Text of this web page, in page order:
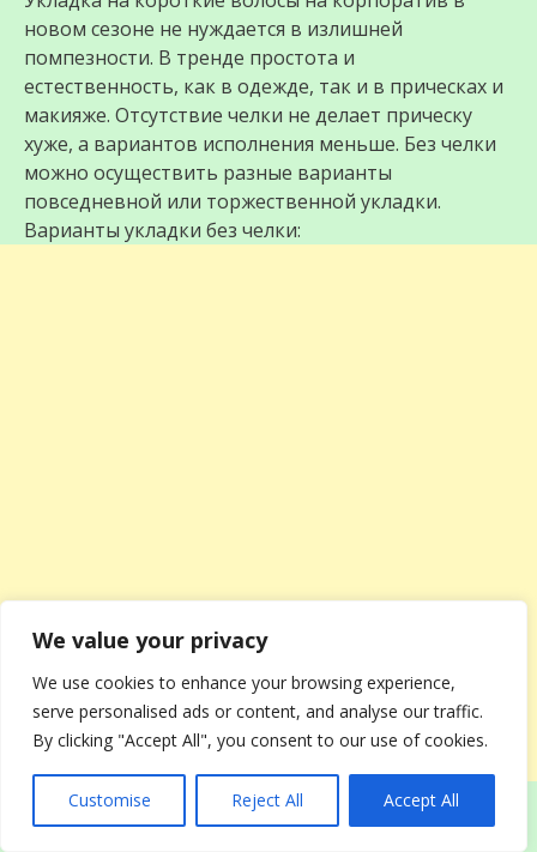
We value your privacy
We use cookies to enhance your browsing experience,
serve personalised ads or content, and analyse our traffic.
By clicking "Accept All", you consent to our use of cookies.
Customise Reject All Accept All
новом сезоне не нуждается в излишней
помпезности. В тренде простота и
естественность, как в одежде, так и в прическах и
макияже. Отсутствие челки не делает прическу
хуже, а вариантов исполнения меньше. Без челки
можно осуществить разные варианты
повседневной или торжественной укладки.
Варианты укладки без челки:
Легкие волны.Быстрая укладка на короткие